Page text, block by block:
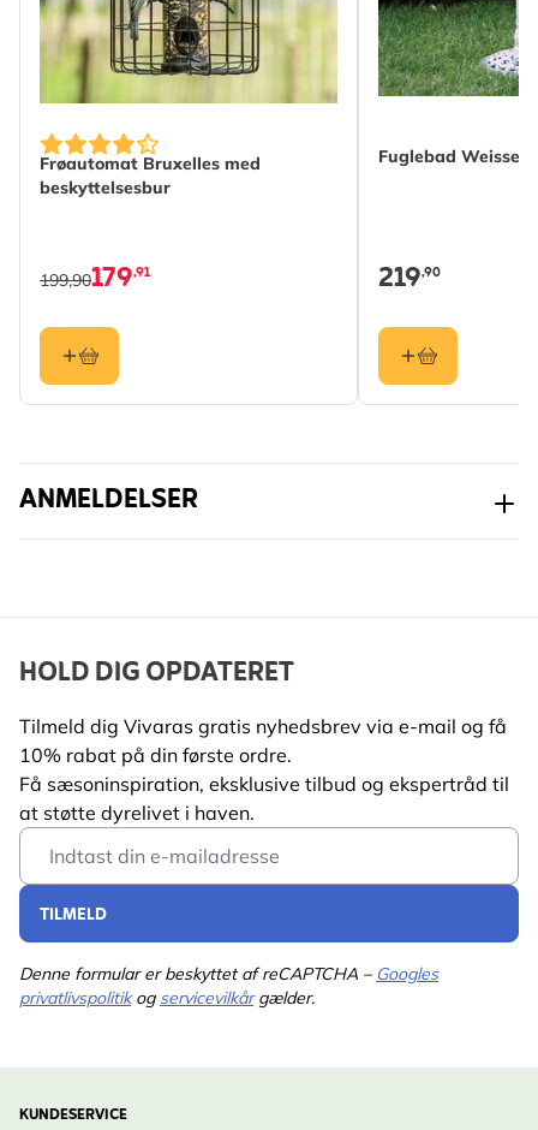
Farve Sort
Materiale
Frøautomat Bruxelles med
beskyttelsesbur
179,91
199,90
Fuglebad
219,90
ANMELDELSER
HOLD DIG OPDATERET
Tilmeld dig Vivaras gratis nyhedsbrev via e-mail og få
10% rabat på din første ordre.
Få sæsoninspiration, eksklusive tilbud og ekspertråd til
at støtte dyrelivet i haven.
Email Address
TILMELD
Denne formular er beskyttet af reCAPTCHA – Googles
privatlivspolitikog servicevilkårgælder.
KUNDESERVICE